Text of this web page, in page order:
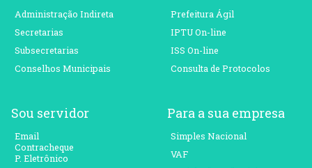
Administração Indireta
Secretarias
Subsecretarias
Conselhos Municipais
Prefeitura Ágil
IPTU On-line
ISS On-line
Consulta de Protocolos
Sou servidor
Email
Contracheque
P. Eletrônico
Para a sua empresa
Simples Nacional
VAF